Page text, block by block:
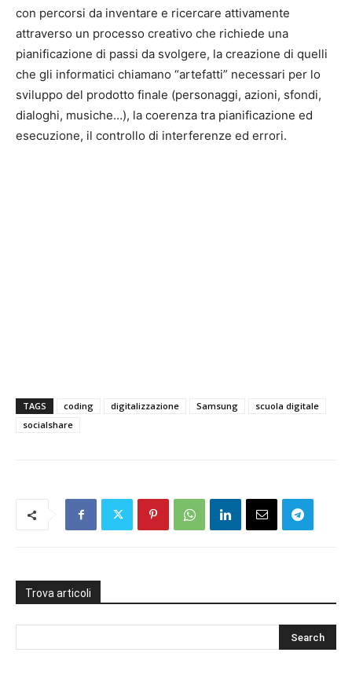
con percorsi da inventare e ricercare attivamente
attraverso un processo creativo che richiede una
pianificazione di passi da svolgere, la creazione di quelli
che gli informatici chiamano “artefatti” necessari per lo
sviluppo del prodotto finale (personaggi, azioni, sfondi,
dialoghi, musiche…), la coerenza tra pianificazione ed
esecuzione, il controllo di interferenze ed errori.
TAGS coding digitalizzazione Samsung
scuola digitale
socialshare
Trova articoli